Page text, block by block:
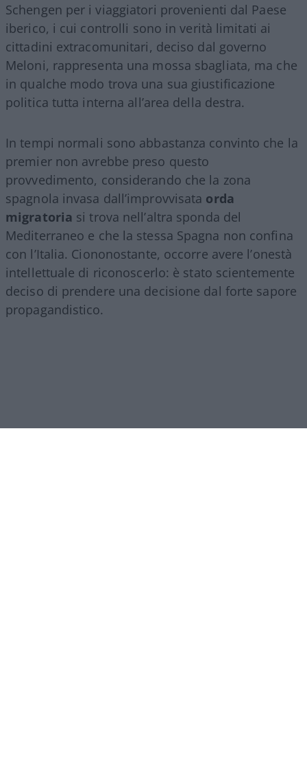
Schengen per i viaggiatori provenienti dal Paese
iberico, i cui controlli sono in verità limitati ai
cittadini extracomunitari, deciso dal governo
Meloni, rappresenta una mossa sbagliata, ma che
in qualche modo trova una sua giustificazione
politica tutta interna all’area della destra.
In tempi normali sono abbastanza convinto che la
premier non avrebbe preso questo
provvedimento, considerando che la zona
spagnola invasa dall’improvvisata orda
migratoria si trova nell’altra sponda del
Mediterraneo e che la stessa Spagna non confina
con l’Italia. Ciononostante, occorre avere l’onestà
intellettuale di riconoscerlo: è stato scientemente
deciso di prendere una decisione dal forte sapore
propagandistico.